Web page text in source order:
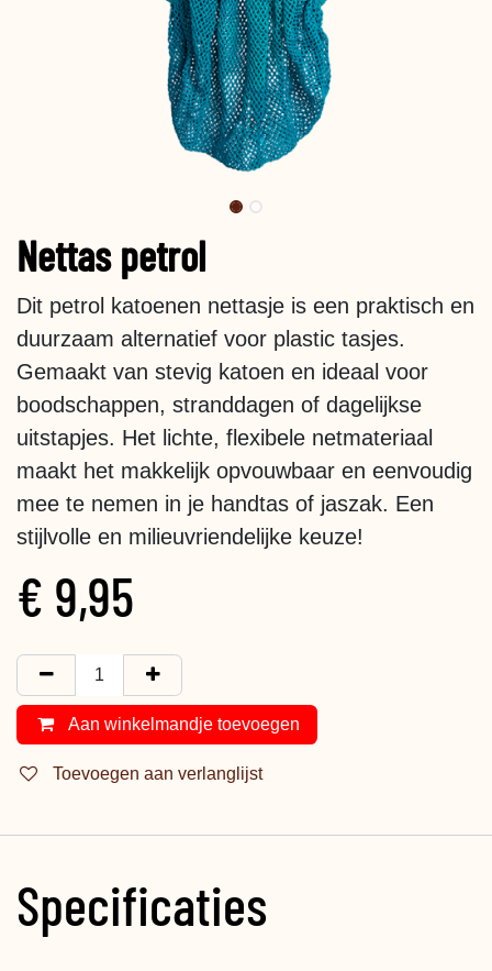
Nettas petrol
Dit petrol katoenen nettasje is een praktisch en
duurzaam alternatief voor plastic tasjes.
Gemaakt van stevig katoen en ideaal voor
boodschappen, stranddagen of dagelijkse
uitstapjes. Het lichte, flexibele netmateriaal
maakt het makkelijk opvouwbaar en eenvoudig
mee te nemen in je handtas of jaszak. Een
stijlvolle en milieuvriendelijke keuze!
€ 9,95
Aan winkelmandje toevoegen
Toevoegen aan verlanglijst
Specificaties